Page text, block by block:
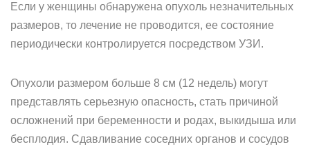
Если у женщины обнаружена опухоль незначительных
размеров, то лечение не проводится, ее состояние
периодически контролируется посредством УЗИ.
Опухоли размером больше 8 см (12 недель) могут
представлять серьезную опасность, стать причиной
осложнений при беременности и родах, выкидыша или
бесплодия. Сдавливание соседних органов и сосудов